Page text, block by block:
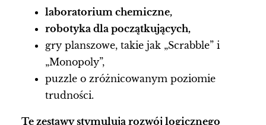
laboratorium chemiczne,
robotyka dla początkujących,
gry planszowe, takie jak „Scrabble” i
„Monopoly”,
puzzle o zróżnicowanym poziomie
trudności.
Te zestawy stymulują rozwój logicznego